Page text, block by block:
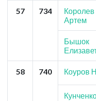
57 734
Королев
Артем
Бышок
58 740 Коуров